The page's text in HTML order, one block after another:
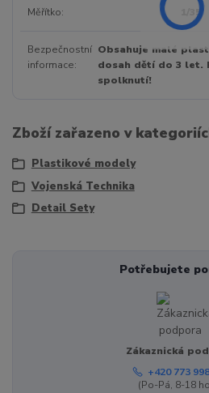
Měřítko 1/35
Bezpečnostní
informace
Obsahuje malé
dosah dětí do 3 let.
spolknutí!
Zboží zařazeno v
Plastikové modely
Vojenská Technika
Detail Sety
Potřebujete
Zákaznická
+420 773
(Po-Pá, 8-18